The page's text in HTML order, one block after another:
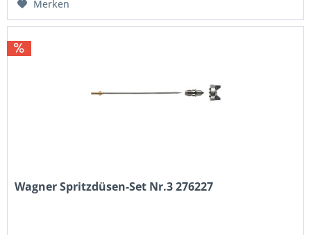
Merken
Wagner Spritzdüsen-Set Nr.3 276227